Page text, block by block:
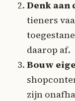
Denk aan
tieners
daarop af.
Bouw
zijn